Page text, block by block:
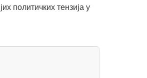
политичких тензија у